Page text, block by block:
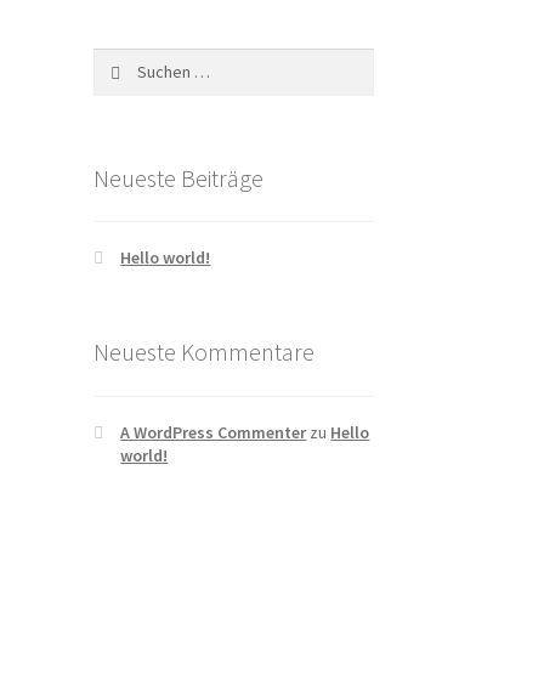
Neueste Beiträge
Hello world!
Neueste Kommentare
A WordPress Commenterzu Hello
world!